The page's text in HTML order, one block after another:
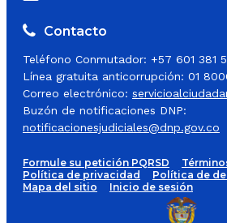
Contacto
Teléfono Conmutador: +57 601 381
Línea gratuita anticorrupción: 01
Correo electrónico:
Buzón de notificaciones DNP:
notificacionesjudiciales@dnp.gov.co
Formule su petición PQRSD
Política de privacidad
Política de
Mapa del sitio
Inicio de sesión